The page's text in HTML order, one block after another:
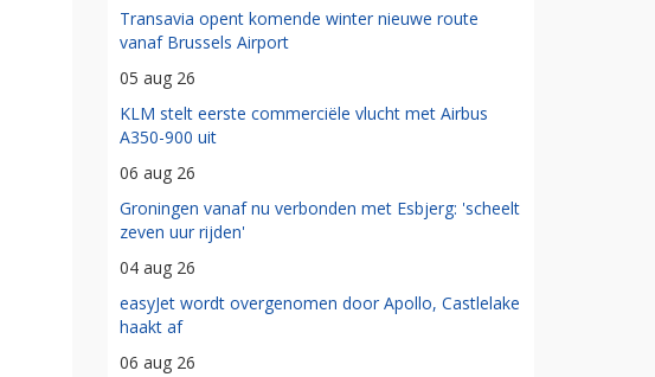
Transavia opent komende winter nieuwe route
vanaf Brussels Airport
05 aug 26
KLM stelt eerste commerciële vlucht met Airbus
A350-900 uit
06 aug 26
Groningen vanaf nu verbonden met Esbjerg: 'scheelt
zeven uur rijden'
04 aug 26
easyJet wordt overgenomen door Apollo, Castlelake
haakt af
06 aug 26